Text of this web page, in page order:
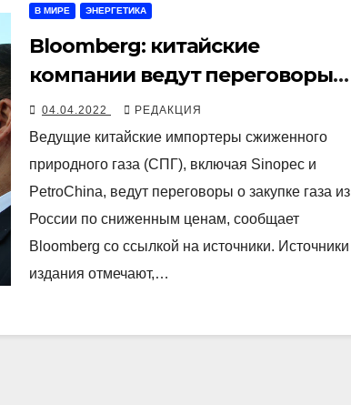
В МИРЕ ЭНЕРГЕТИКА
Bloomberg: китайские
компании ведут переговоры о
закупке российского СПГ по
сниженным ценам
04.04.2022 РЕДАКЦИЯ
Ведущие китайские импортеры сжиженного
природного газа (СПГ), включая Sinopec и
PetroChina, ведут переговоры о закупке газа из
России по сниженным ценам, сообщает
Bloomberg со ссылкой на источники. Источники
издания отмечают,…